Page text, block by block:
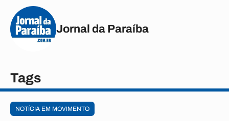
Jornal da Paraíba
Tags
NOTÍCIA EM MOVIMENTO